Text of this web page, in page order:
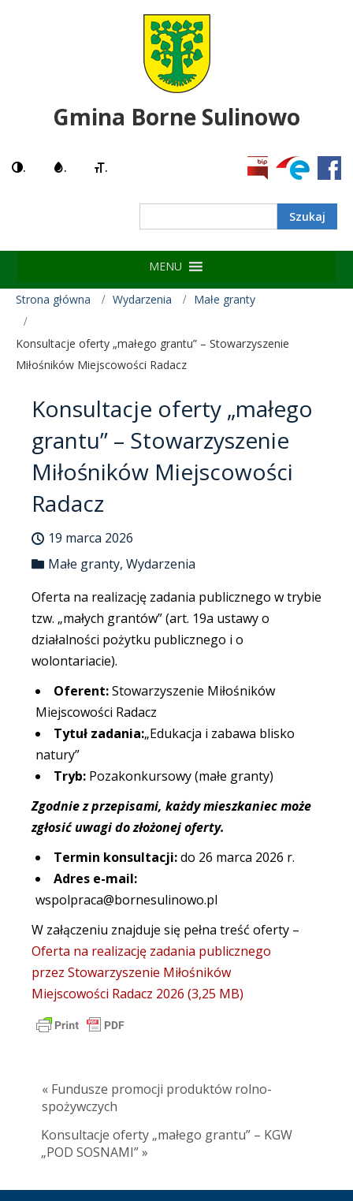
Gmina Borne Sulinowo
. . .
MENU
Strona główna Wydarzenia Małe granty
Konsultacje oferty „małego grantu” – Stowarzyszenie
Miłośników Miejscowości Radacz
Konsultacje oferty „małego
grantu” – Stowarzyszenie
Miłośników Miejscowości
Radacz
19 marca 2026
Małe granty, Wydarzenia
Oferta na realizację zadania publicznego w trybie
tzw. „małych grantów” (art. 19a ustawy o
działalności pożytku publicznego i o
wolontariacie).
Oferent:Stowarzyszenie Miłośników
Miejscowości Radacz
Tytuł zadania:„Edukacja i zabawa blisko
natury”
Tryb: Pozakonkursowy (małe granty)
Zgodnie z przepisami, każdy mieszkaniec może
zgłosić uwagi do złożonej oferty.
Termin konsultacji:do 26 marca 2026 r.
Adres e-mail:
wspolpraca@bornesulinowo.pl
W załączeniu znajduje się pełna treść oferty –
Oferta na realizację zadania publicznego
przez Stowarzyszenie Miłośników
Miejscowości Radacz 2026
« Fundusze promocji produktów rolno-
spożywczych
Konsultacje oferty „małego grantu” – KGW
„POD SOSNAMI” »